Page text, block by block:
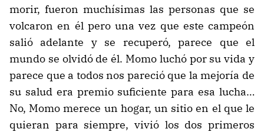
morir, fueron muchísimas las personas que se
volcaron en él pero una vez que este campeón
salió adelante y se recuperó, parece que el
mundo se olvidó de él. Momo luchó por su vida y
parece que a todos nos pareció que la mejoría de
su salud era premio suficiente para esa lucha…
No, Momo merece un hogar, un sitio en el que le
quieran para siempre, vivió los dos primeros